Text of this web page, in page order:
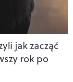
jak zacząć
rok po